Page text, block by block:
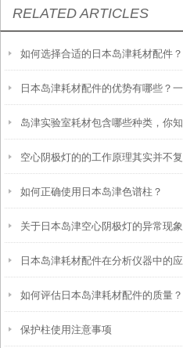
RELATED ARTICLES
如何选择合适的日本岛津耗材配件？
日本岛津耗材配件的优势有哪些？一
文带你了解
岛津实验室耗材包含哪些种类，你知
道吗？
空心阴极灯的的工作原理其实并不复
杂，看完你就明白了
如何正确使用日本岛津色谱柱？
关于日本岛津空心阴极灯的异常现象
及处理方法
日本岛津耗材配件在分析仪器中的应
用
如何评估日本岛津耗材配件的质量？
有哪些关键指标？
保护柱使用注意事项